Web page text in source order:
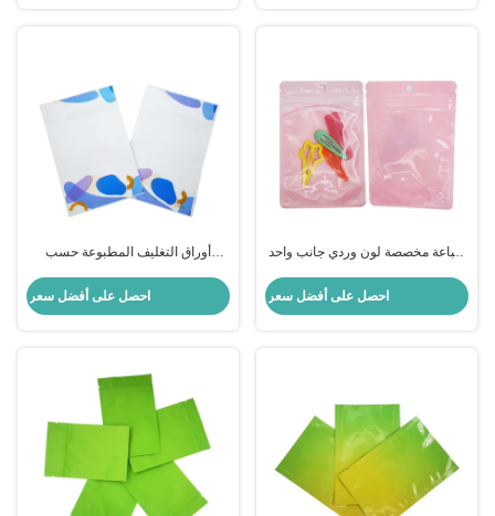
أوراق التغليف المطبوعة حسب
أغلفة جانبية من الألومنيوم
احصل على أفضل سعر
طباعة مخصصة لون وردي جانب واحد
فتحة معلقة للحلوى والبسكويت
والاكسسوارات
احصل على أفضل سعر